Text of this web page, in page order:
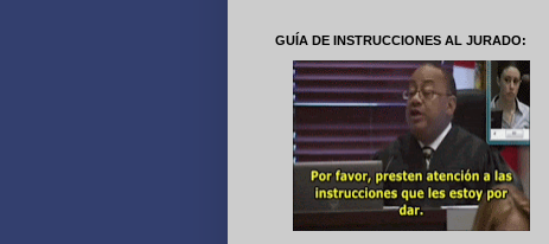
GUÍA DE INSTRUCCIONES AL JURADO: